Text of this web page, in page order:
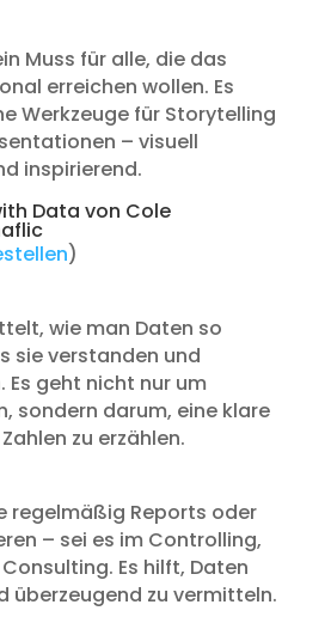
Muss für alle, die das
erreichen wollen. Es
Werkzeuge für Storytelling
– visuell
inspirierend.
Data von Cole
)
wie man Daten so
sie verstanden und
Es geht nicht nur um
sondern darum, eine klare
zu erzählen.
regelmäßig Reports oder
– sei es im Controlling,
Es hilft, Daten
überzeugend zu vermitteln.